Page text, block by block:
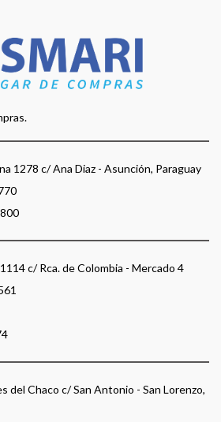
1278 c/ Ana Diaz - Asunción, Paraguay
c/ Rca. de Colombia - Mercado 4
del Chaco c/ San Antonio - San Lorenzo,